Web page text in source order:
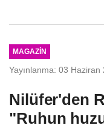
MAGAZIN
Yayınlanma: 03
Nilüfer'den
"Ruhun